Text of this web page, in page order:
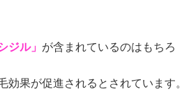
ジル」 が含まれているのはもちろ
果が促進されるとされています。